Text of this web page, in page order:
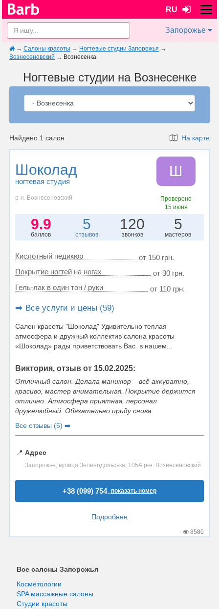
RU
Запорожье
→ Салоны красоты → Ногтевые студии Запорожья →
Вознесеновский → Вознесенка
Ногтевые студии на Вознесенке
Найдено 1 салон На карте
Шоколад
ногтевая студия
Ш
р-н. Вознесеновский
Проверено
15 июня
9.9
баллов
5
отзывов
120
звонков
5
мастеров
Кислотный педикюр
от 150 грн.
Покрытие ногтей на ногах
от 30 грн.
Гель-лак в один тон / руки
от 110 грн.
➡️ Все услуги и цены (59)
Салон красоты "Шоколад" Удивительно теплая
атмосфера и дружный коллектив салона красоты
«Шоколад» рады приветствовать Вас в нашем...
Виктория, отзыв от 15.02.2025:
Отличный салон. Делала маникюр – всё аккуратно,
красиво, мастер внимательная. Покрытие держится
отлично. Атмосфера приятная, персонал
дружелюбный. Обязательно приду снова.
Все отзывы (5) ➡️
📍 Адрес
Запорожье, вулиця Зеленодольська, 105А р-н. Вознесеновский
+38 (099) 754..показать номер
Подробнее
8580
Все салоны Запорожья
Косметологии
SPA массажные салоны
Студии красоты